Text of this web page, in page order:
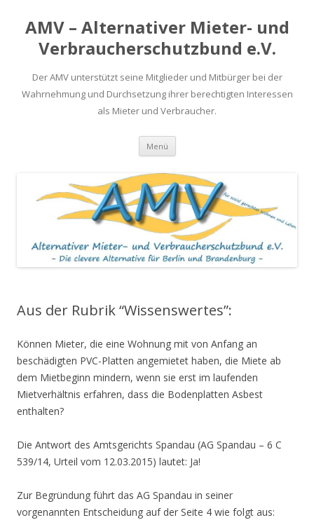
AMV – Alternativer Mieter- und
Verbraucherschutzbund e.V.
Der AMV unterstützt seine Mitglieder und Mitbürger bei der
Wahrnehmung und Durchsetzung ihrer berechtigten Interessen
als Mieter und Verbraucher.
Menü Springe
Inhalt
Aus der Rubrik “Wissenswertes”:
Können Mieter, die eine Wohnung mit von Anfang an
beschädigten PVC-Platten angemietet haben, die Miete ab
dem Mietbeginn mindern, wenn sie erst im laufenden
Mietverhältnis erfahren, dass die Bodenplatten Asbest
enthalten?
Die Antwort des Amtsgerichts Spandau (AG Spandau – 6 C
539/14, Urteil vom 12.03.2015) lautet: Ja!
Zur Begründung führt das AG Spandau in seiner
vorgenannten Entscheidung auf der Seite 4 wie folgt aus: